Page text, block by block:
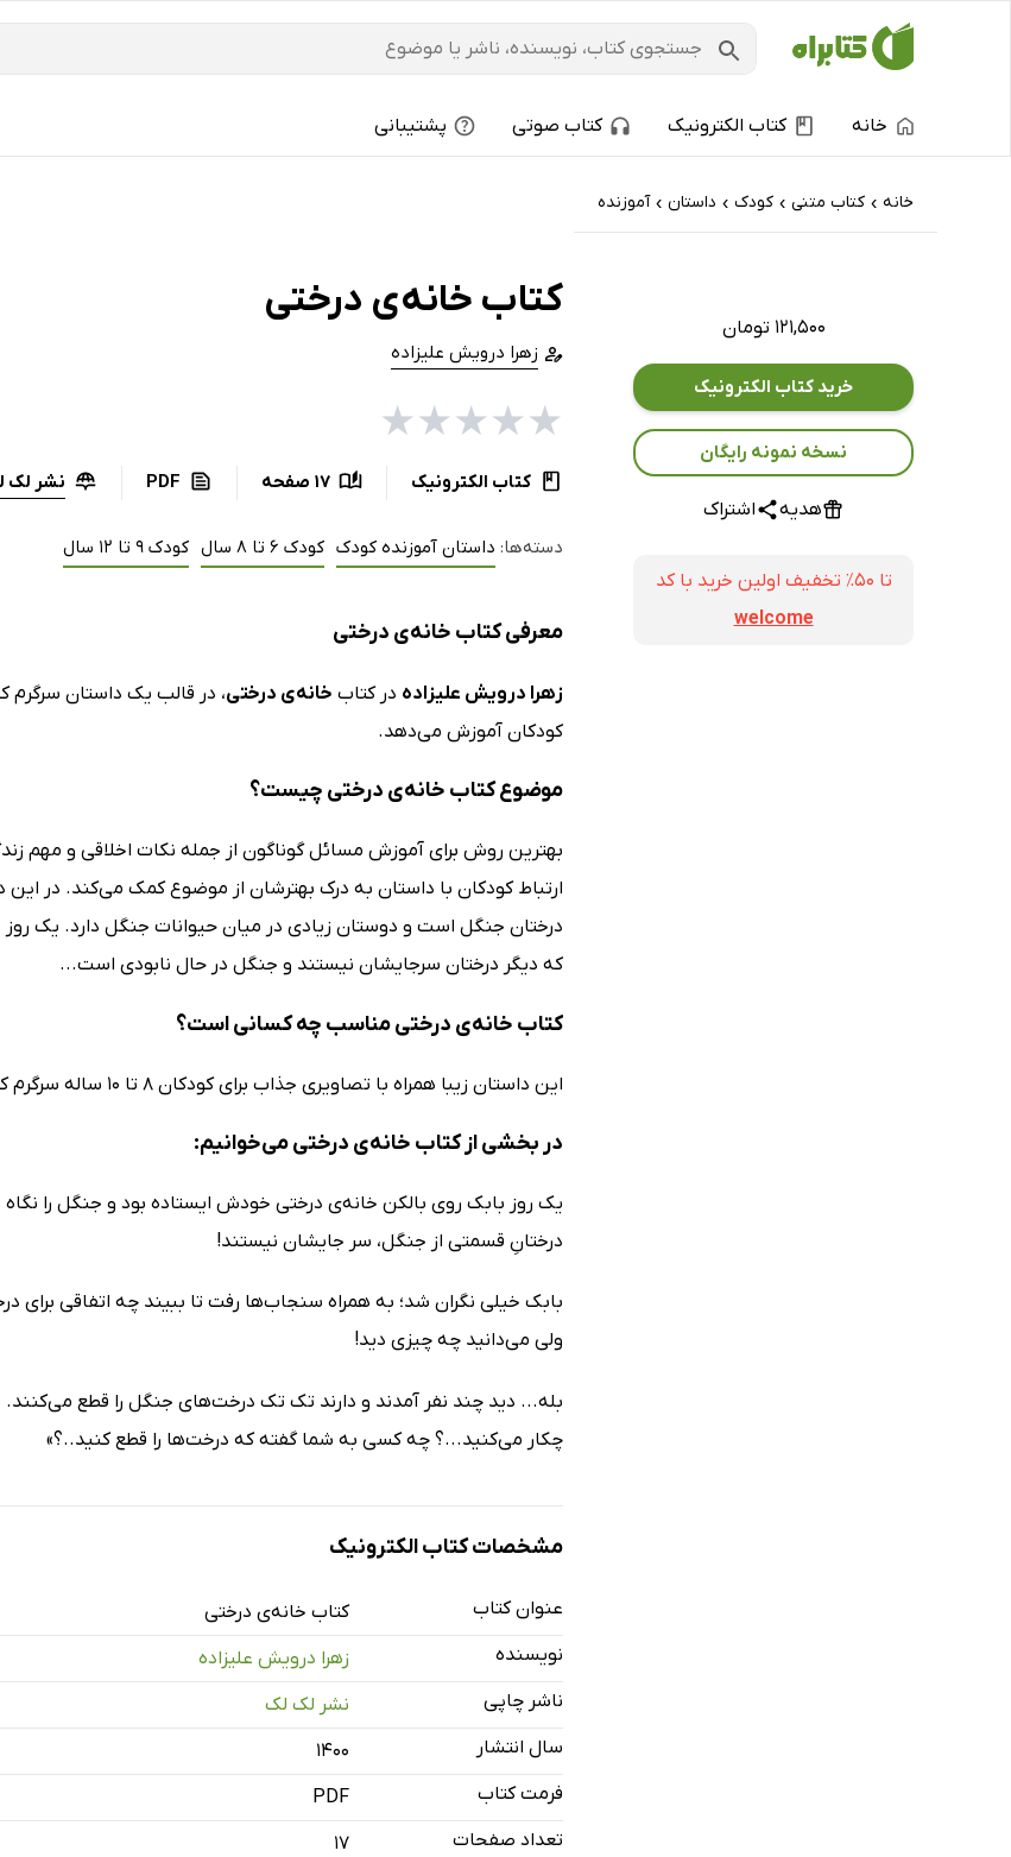
خانه کتاب الکترونیک کتاب صوتی پشتیبانی
خانه › کتاب‌ متنی › کودک › داستان › آموزنده
۱۲۱,۵۰۰ تومان
خرید کتاب الکترونیک
نسخه نمونه رایگان
هدیه اشتراک
تا ۵۰٪ تخفیف اولین خرید با کد
welcome
کتاب خانه‌ی درختی
زهرا درویش علیزاده
★
★
★
★
★
کتاب الکترونیک 17 صفحه PDF نشر لک
دسته‌ها: داستان آموزنده کودک کودک 6 تا 8 سال کودک 9 تا 12 سال
معرفی کتاب خانه‌ی درختی
زهرا درویش علیزاده در کتاب خانه‌ی درختی، در قالب یک داستان سرگرم
کودکان آموزش می‌دهد.
موضوع کتاب خانه‌ی درختی چیست؟
بهترین روش برای آموزش مسائل گوناگون از جمله نکات اخلاقی و مهم
ارتباط کودکان با داستان‌ به درک بهترشان از موضوع کمک می‌کند. در
درختان جنگل است و دوستان زیادی در میان حیوانات جنگل دارد. یک
که دیگر درختان سرجایشان نیستند و جنگل در حال نابودی است...
کتاب خانه‌ی درختی مناسب چه کسانی است؟
این داستان زیبا همراه با تصاویری جذاب برای کودکان 8 تا 10 ساله سرگرم کننده و آموزنده است.
در بخشی از کتاب خانه‌ی درختی می‌خوانیم:
یک روز بابک روی بالکن خانه‌ی درختی خودش ایستاده بود و جنگل را
درختانِ قسمتی از جنگل، سر جایشان نیستند!
بابک خیلی نگران شد؛ به همراه سنجاب‌ها رفت تا ببیند چه اتفاقی برای
ولی می‌دانید چه چیزی دید!
بله... دید چند نفر آمدند و دارند تک تک درخت‌های جنگل را قطع می‌کنند.
چکار می‌کنید...؟ چه کسی به شما گفته که درخت‌ها را قطع کنید..؟»
مشخصات کتاب الکترونیک
عنوان کتاب
کتاب خانه‌ی درختی
نویسنده
زهرا درویش علیزاده
ناشر چاپی
نشر لک لک
سال انتشار
۱۴۰۰
فرمت کتاب
PDF
تعداد صفحات
17